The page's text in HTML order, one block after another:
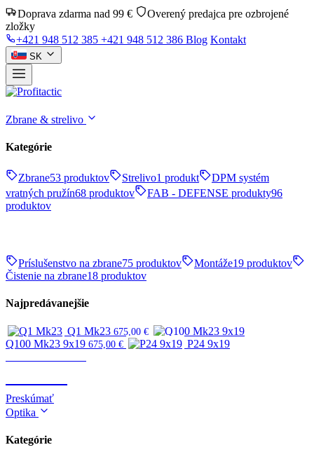
Doprava zdarma nad 99 €
Overený predajca pre ozbrojené
zložky
+421 948 512 385 +421 948 512 386 Blog Kontakt
SK
Zbrane & strelivo
Kategórie
Zbrane53 produktov Strelivo1 produkt
DPM systém
vratných pružín68 produktov FAB - DEFENSE produkty96
produktov
Príslušenstvo na zbrane75 produktov Montáže19 produktov
Čistenie na zbrane18 produktov
Najpredávanejšie
Q1 Mk23 675,00 €
Q100 Mk23 9x19 675,00 €
P24 9x19
Preskúmať
Optika
Kategórie